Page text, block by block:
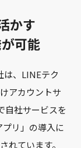
かす
可能
、LINEテク
アカウントサ
自社サービスを
リ」の導入に
れています。